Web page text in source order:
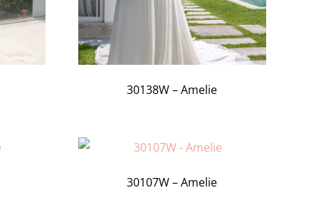
30138W – Amelie
30107W – Amelie